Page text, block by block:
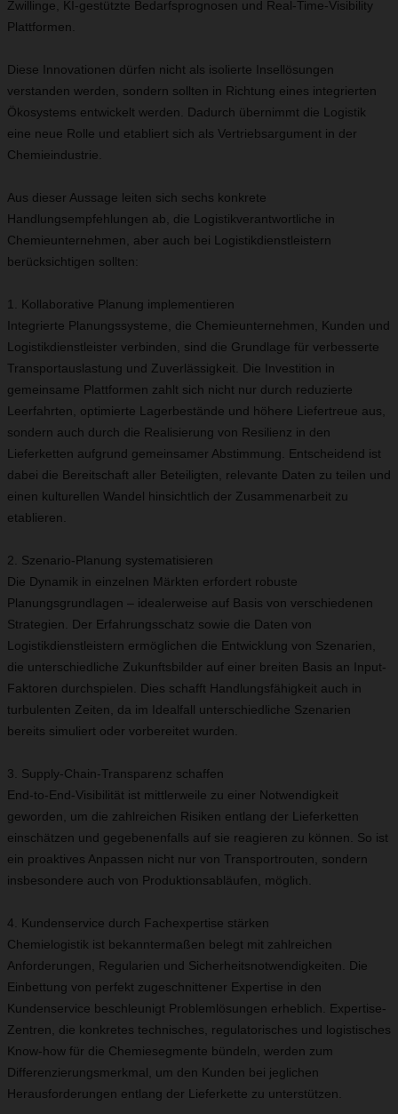
Zwillinge, KI-gestützte Bedarfsprognosen und Real-Time-Visibility
Plattformen.
Diese Innovationen dürfen nicht als isolierte Insellösungen
verstanden werden, sondern sollten in Richtung eines integrierten
Ökosystems entwickelt werden. Dadurch übernimmt die Logistik
eine neue Rolle und etabliert sich als Vertriebsargument in der
Chemieindustrie.
Aus dieser Aussage leiten sich sechs konkrete
Handlungsempfehlungen ab, die Logistikverantwortliche in
Chemieunternehmen, aber auch bei Logistikdienstleistern
berücksichtigen sollten:
1. Kollaborative Planung implementieren
Integrierte Planungssysteme, die Chemieunternehmen, Kunden und
Logistikdienstleister verbinden, sind die Grundlage für verbesserte
Transportauslastung und Zuverlässigkeit. Die Investition in
gemeinsame Plattformen zahlt sich nicht nur durch reduzierte
Leerfahrten, optimierte Lagerbestände und höhere Liefertreue aus,
sondern auch durch die Realisierung von Resilienz in den
Lieferketten aufgrund gemeinsamer Abstimmung. Entscheidend ist
dabei die Bereitschaft aller Beteiligten, relevante Daten zu teilen und
einen kulturellen Wandel hinsichtlich der Zusammenarbeit zu
etablieren.
2. Szenario-Planung systematisieren
Die Dynamik in einzelnen Märkten erfordert robuste
Planungsgrundlagen – idealerweise auf Basis von verschiedenen
Strategien. Der Erfahrungsschatz sowie die Daten von
Logistikdienstleistern ermöglichen die Entwicklung von Szenarien,
die unterschiedliche Zukunftsbilder auf einer breiten Basis an Input-
Faktoren durchspielen. Dies schafft Handlungsfähigkeit auch in
turbulenten Zeiten, da im Idealfall unterschiedliche Szenarien
bereits simuliert oder vorbereitet wurden.
3. Supply-Chain-Transparenz schaffen
End-to-End-Visibilität ist mittlerweile zu einer Notwendigkeit
geworden, um die zahlreichen Risiken entlang der Lieferketten
einschätzen und gegebenenfalls auf sie reagieren zu können. So ist
ein proaktives Anpassen nicht nur von Transportrouten, sondern
insbesondere auch von Produktionsabläufen, möglich.
4. Kundenservice durch Fachexpertise stärken
Chemielogistik ist bekanntermaßen belegt mit zahlreichen
Anforderungen, Regularien und Sicherheitsnotwendigkeiten. Die
Einbettung von perfekt zugeschnittener Expertise in den
Kundenservice beschleunigt Problemlösungen erheblich. Expertise-
Zentren, die konkretes technisches, regulatorisches und logistisches
Know-how für die Chemiesegmente bündeln, werden zum
Differenzierungsmerkmal, um den Kunden bei jeglichen
Herausforderungen entlang der Lieferkette zu unterstützen.